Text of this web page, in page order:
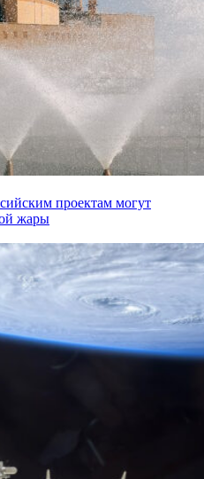
проектам могут
жары